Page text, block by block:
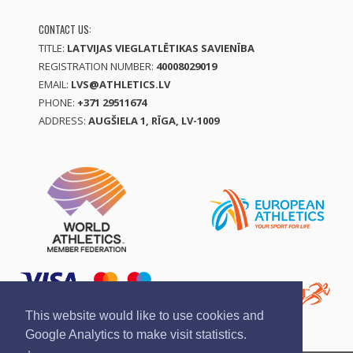
This website would like to use cookies and
Google Analytics to make visit statistics.
CONTACT US:
TITLE: LATVIJAS VIEGLATLĒTIKAS SAVIENĪBA
REGISTRATION NUMBER: 40008029019
EMAIL: LVS@ATHLETICS.LV
PHONE: +371 29511674
ADDRESS: AUGŠIELA 1, RĪGA, LV-1009